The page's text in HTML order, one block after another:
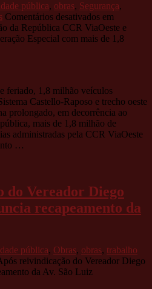
pública, obras, Segurança,
Comentários desativados em
da República CCR ViaOeste e
Especial com mais de 1,8
feriado, 1,8 milhão veículos
Castello-Raposo e trecho oeste
prolongado, em decorrência ao
mais de 1,8 milhão de
administradas pela CCR ViaOeste
…
do Vereador Diego
recapeamento da
pública, Obras, obras, trabalho
reivindicação do Vereador Diego
da Av. São Luiz